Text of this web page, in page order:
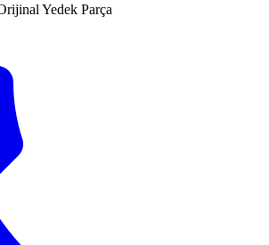
Yedek Parça